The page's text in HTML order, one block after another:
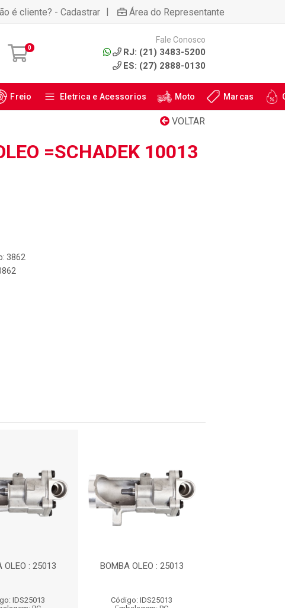
é cliente? - Cadastrar | Área do Representante
0
Fale Conosco
RJ: (21) 3483-5200
ES: (27) 2888-0130
Freio Eletrica e Acessorios Moto Marcas
VOLTAR
=SCHADEK 10013
3862
OLEO : 25013
IDS25013
BOMBA OLEO : 25013
Código: IDS25013